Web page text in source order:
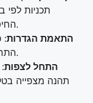
תכניות
החיפוש אם אתה מחפש משהו מסוים.
התאמת הגדרות:
התראות ושליטת הורים לפי העדפותיך.
התחל לצפות
תהנה מצפייה